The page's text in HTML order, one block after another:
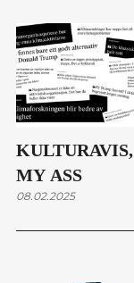
KULTURAVIS,
MY ASS
08.02.2025